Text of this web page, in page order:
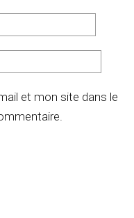
et mon site dans le